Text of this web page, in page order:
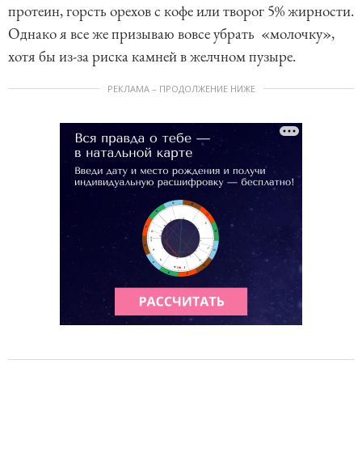
протеин, горсть орехов с кофе или творог 5% жирности.
Однако я все же призываю вовсе убрать «молочку»,
хотя бы из-за риска камней в желчном пузыре.
РЕКЛАМА – ПРОДОЛЖЕНИЕ НИЖЕ